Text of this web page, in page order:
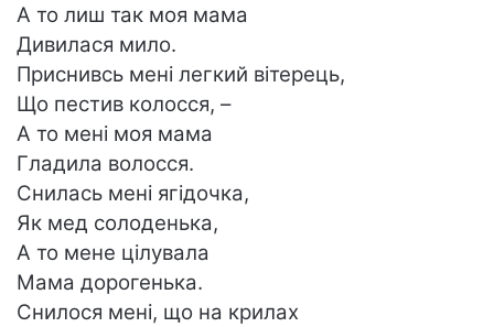
А то лиш так моя мама
Дивилася мило.
Приснивсь мені легкий вітерець,
Що пестив колосся, –
А то мені моя мама
Гладила волосся.
Снилась мені ягідочка,
Як мед солоденька,
А то мене цілувала
Мама дорогенька.
Снилося мені, що на крилах